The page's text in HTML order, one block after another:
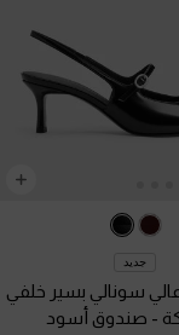
جديد
سونالي بسير خلفي
- صندوق أسود